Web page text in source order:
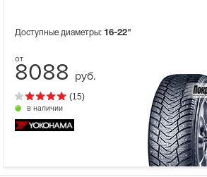
Доступные диаметры: 16-22"
8088 руб.
(15)
в наличии